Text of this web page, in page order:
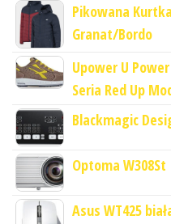
Pikowana
Granat/Bordo
Upower U
Seria Red Up
Blackmagic
Optoma W308St
Asus WT425